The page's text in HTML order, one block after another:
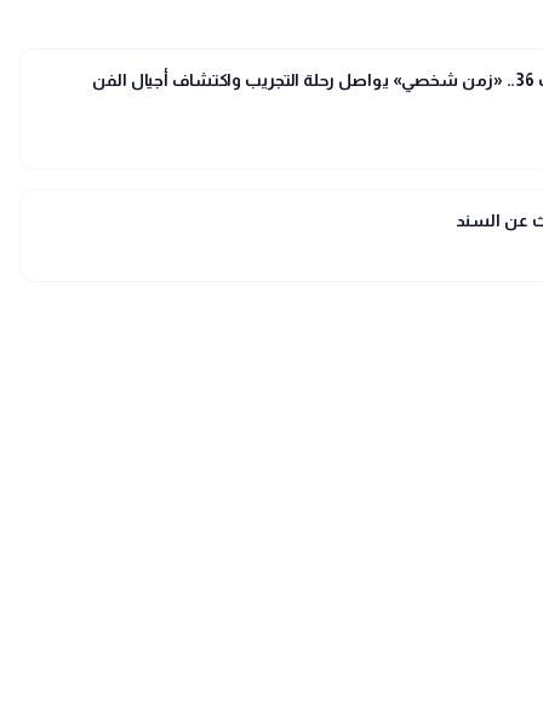
إيمان مكاوي تكتب: صالون الشباب 36.. «زمن شخصي» يواصل رحلة التجريب واكتشاف أجيال الفن
عن السند